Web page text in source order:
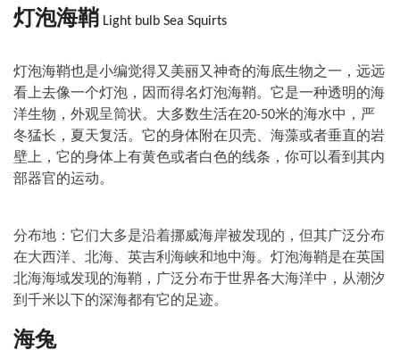
灯泡海鞘 Light bulb Sea Squirts
灯泡海鞘也是小编觉得又美丽又神奇的海底生物之一，远远
看上去像一个灯泡，因而得名灯泡海鞘。它是一种透明的海
洋生物，外观呈筒状。大多数生活在20-50米的海水中，严
冬猛长，夏天复活。它的身体附在贝壳、海藻或者垂直的岩
壁上，它的身体上有黄色或者白色的线条，你可以看到其内
部器官的运动。
分布地：它们大多是沿着挪威海岸被发现的，但其广泛分布
在大西洋、北海、英吉利海峡和地中海。灯泡海鞘是在英国
北海海域发现的海鞘，广泛分布于世界各大海洋中，从潮汐
到千米以下的深海都有它的足迹。
海兔